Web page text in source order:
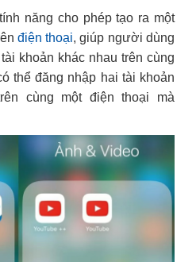
năng cho phép tạo ra một
điện thoại, giúp người dùng
khoản khác nhau trên cùng
thể đăng nhập hai tài khoản
cùng một điện thoại mà